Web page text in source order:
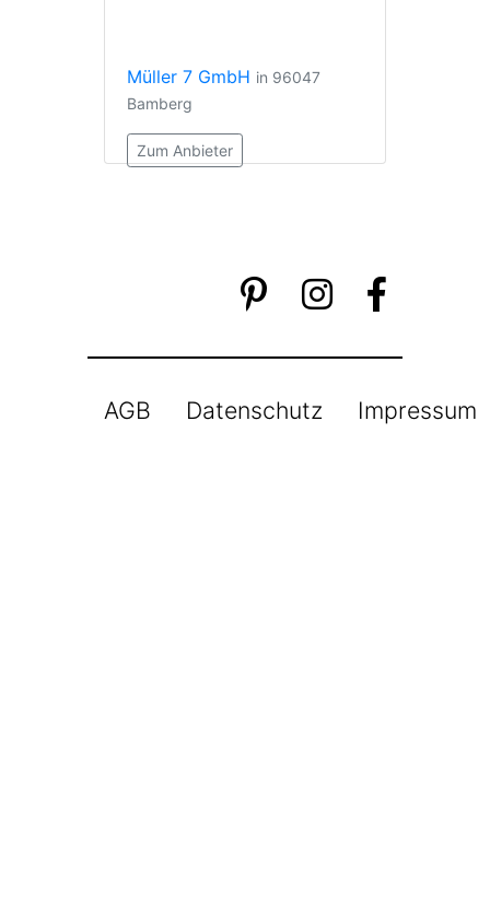
Müller 7 GmbH in 96047
Bamberg
Zum Anbieter
AGB Datenschutz Impressum